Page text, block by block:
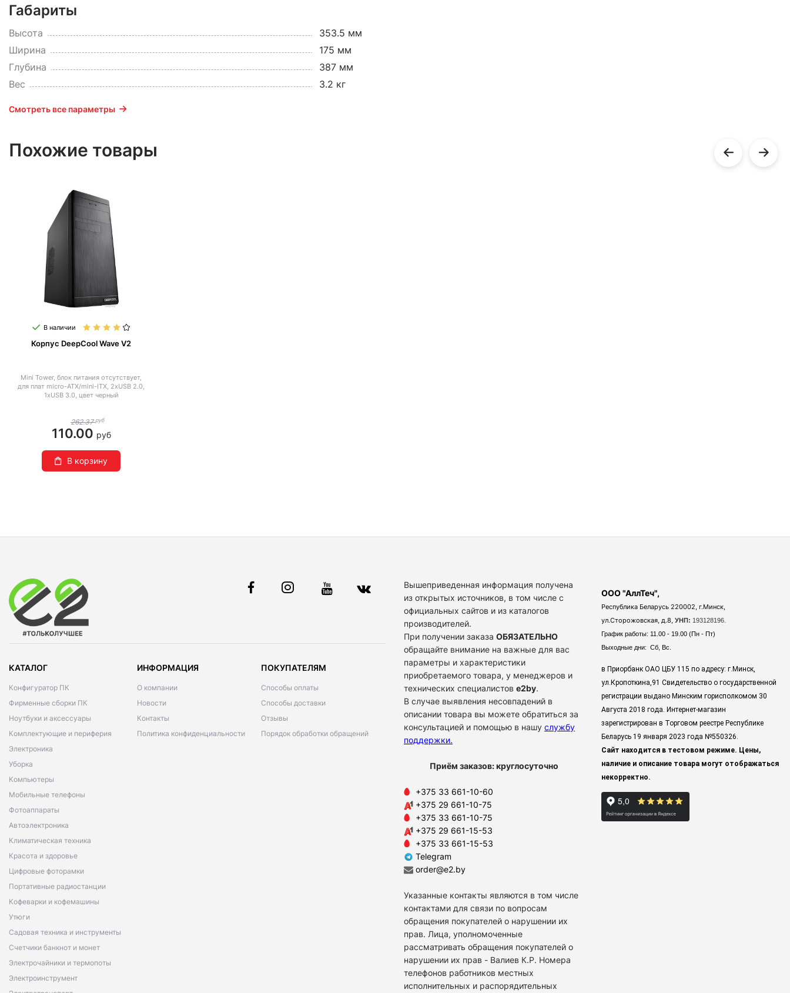
Габариты
Высота
353.5 мм
Ширина
175 мм
Глубина
387 мм
Вес
3.2 кг
Смотреть все параметры
Похожие товары
В наличии
Корпус DeepCool Wave V2
Mini Tower, блок питания отсутствует,
для плат micro-ATX/mini-ITX, 2xUSB 2.0,
1xUSB 3.0, цвет черный
262.37руб
110.00 руб
В корзину
КАТАЛОГ
Конфигуратор ПК
Фирменные сборки ПК
Ноутбуки и аксессуары
Комплектующие и периферия
Электроника
Уборка
Компьютеры
Мобильные телефоны
Фотоаппараты
Автоэлектроника
Климатическая техника
Красота и здоровье
Цифровые фоторамки
Портативные радиостанции
Кофеварки и кофемашины
Утюги
Садовая техника и инструменты
Счетчики банкнот и монет
Электрочайники и термопоты
Электроинструмент
ИНФОРМАЦИЯ
О компании
Новости
Контакты
Политика конфиденциальности
ПОКУПАТЕЛЯМ
Способы оплаты
Способы доставки
Отзывы
Порядок обработки обращений
Вышеприведенная информация получена
из открытых источников, в том числе с
официальных сайтов и из каталогов
производителей.
При получении заказа ОБЯЗАТЕЛЬНО
обращайте внимание на важные для вас
параметры и характеристики
приобретаемого товара, у менеджеров и
технических специалистов e2by.
В случае выявления несовпадений в
описании товара вы можете обратиться за
консультацией и помощью в нашу службу
поддержки.
Приём заказов: круглосуточно
+375 33 661-10-60
+375 29 661-10-75
+375 33 661-10-75
+375 29 661-15-53
+375 33 661-15-53
Telegram
order@e2.by
Указанные контакты являются в том числе
контактами для связи по вопросам
обращения покупателей о нарушении их
прав. Лица, уполномоченные
рассматривать обращения покупателей о
нарушении их прав - Валиев К.Р. Номера
телефонов работников местных
исполнительных и распорядительных
ООО "АллТеч",
Республика Беларусь 220002, г.Минск,
ул.Сторожовская, д.8, УНП: 193128196.
График работы: 11.00 - 19.00 (Пн - Пт)
Выходные дни: Сб, Вс.
в Приорбанк ОАО ЦБУ 115 по адресу: г.Минск,
ул.Кропоткина,91 Свидетельство о государственной
регистрации выдано Минским горисполкомом 30
Августа 2018 года. Интернет-магазин
зарегистрирован в Торговом реестре Республике
Беларусь 19 января 2023 года №550326.
Сайт находится в тестовом режиме. Цены,
наличие и описание товара могут отображаться
некорректно.